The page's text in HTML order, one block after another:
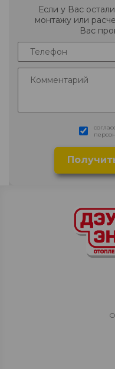
Если у Вас
монтажу или
Вас